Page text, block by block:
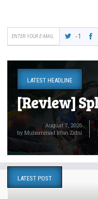
-1
LATEST HEADLINE
[Review]
August 7, 2026
by Muhammad Irfan Zidni
LATEST POST